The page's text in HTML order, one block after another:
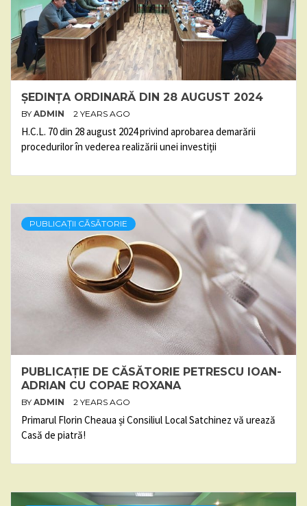
ȘEDINȚA ORDINARĂ DIN 28 AUGUST 2024
BY ADMIN 2 YEARS AGO
H.C.L. 70 din 28 august 2024 privind aprobarea demarării
procedurilor în vederea realizării unei investiții
PUBLICAȚII CĂSĂTORIE
PUBLICAȚIE DE CĂSĂTORIE PETRESCU IOAN-
ADRIAN CU COPAE ROXANA
BY ADMIN 2 YEARS AGO
Primarul Florin Cheaua și Consiliul Local Satchinez vă urează
Casă de piatră!